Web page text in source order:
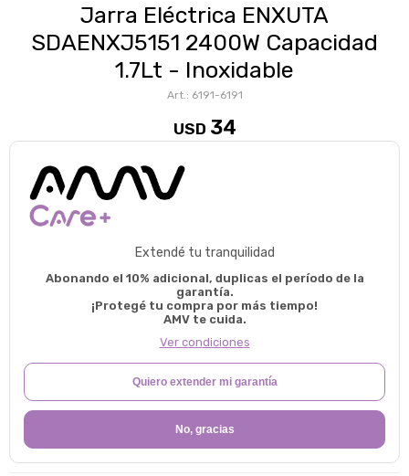
Jarra Eléctrica ENXUTA
SDAENXJ5151 2400W Capacidad
1.7Lt - Inoxidable
6191-6191
USD 34
Extendé tu tranquilidad
Abonando el 10% adicional, duplicas el período de la
garantía.
¡Protegé tu compra por más tiempo!
AMV te cuida.
Ver condiciones
Quiero extender mi garantía
No, gracias